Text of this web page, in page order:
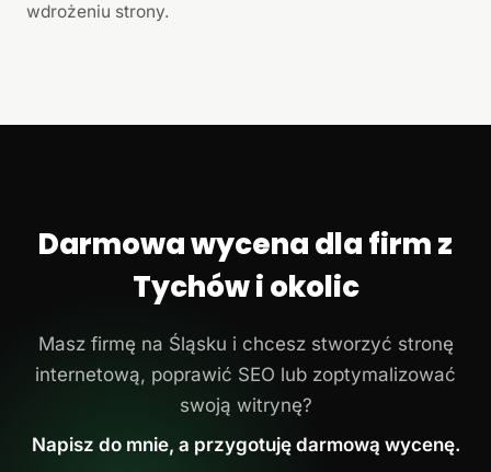
wdrożeniu strony.
Darmowa wycena dla firm z
Tychów i okolic
Masz firmę na Śląsku i chcesz stworzyć stronę
internetową, poprawić SEO lub zoptymalizować
swoją witrynę?
Napisz do mnie, a przygotuję darmową wycenę.